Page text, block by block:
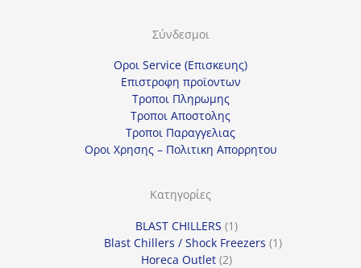
Σύνδεσμοι
Οροι Service (Επισκευης)
Επιστροφη προϊοντων
Τροποι Πληρωμης
Τροποι Αποστολης
Τροποι Παραγγελιας
Οροι Χρησης – Πολιτικη Απορρητου
Κατηγορίες
BLAST CHILLERS 11
προϊόν
Blast Chillers / Shock Freezers 11
Horeca Outlet 22